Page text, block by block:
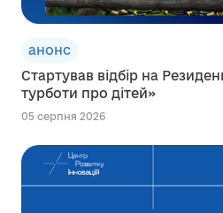
анонс
Стартував відбір на
турботи про дітей»
05 серпня 2026